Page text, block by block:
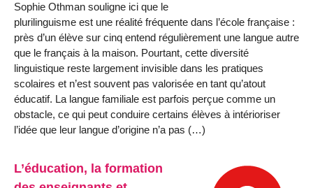
Sophie Othman souligne ici que le
plurilinguisme est une réalité fréquente dans l’école française :
près d’un élève sur cinq entend régulièrement une langue autre
que le français à la maison. Pourtant, cette diversité
linguistique reste largement invisible dans les pratiques
scolaires et n’est souvent pas valorisée en tant qu’atout
éducatif. La langue familiale est parfois perçue comme un
obstacle, ce qui peut conduire certains élèves à intérioriser
l’idée que leur langue d’origine n’a pas (…)
L’éducation, la formation